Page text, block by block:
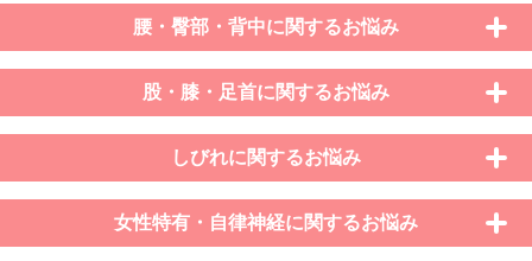
腰・臀部・背中に関するお悩み
股・膝・足首に関するお悩み
しびれに関するお悩み
女性特有・自律神経に関するお悩み